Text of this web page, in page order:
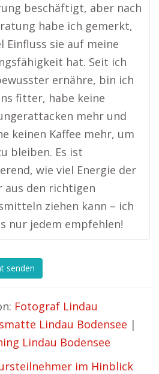
beschäftigt, aber nach
habe ich gemerkt,
Einfluss sie auf meine
hat. Seit ich
ernähre, bin ich
fitter, habe keine
mehr und
keinen Kaffee mehr, um
bleiben. Es ist
wie viel Energie der
aus den richtigen
ziehen kann – ich
nur jedem empfehlen!
senden
Fotograf Lindau
Lindau Bodensee |
Lindau Bodensee
im Hinblick